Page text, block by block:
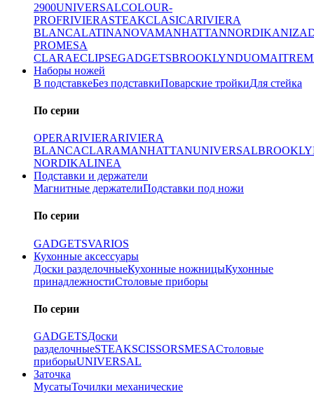
2900UNIVERSALCOLOUR-
PROFRIVIERASTEAKCLASICARIVIERA
BLANCALATINANOVAMANHATTANNORDIKANIZA
PROMESA
CLARAECLIPSEGADGETSBROOKLYNDUOMAITRE
Наборы ножей
В подставкеБез подставкиПоварские тройкиДля стейка
По серии
OPERARIVIERARIVIERA
BLANCACLARAMANHATTANUNIVERSAL
NORDIKALINEA
Подставки и держатели
Магнитные держателиПодставки под ножи
По серии
GADGETSVARIOS
Кухонные аксессуары
Доски разделочныеКухонные ножницыКухонные
принадлежностиСтоловые приборы
По серии
GADGETSДоски
разделочныеSTEAKSCISSORSMESAСтоловые
приборыUNIVERSAL
Заточка
МусатыТочилки механические